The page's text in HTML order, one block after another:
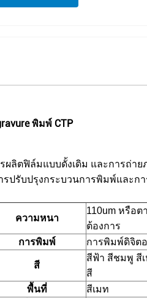
พิมพ์ CTP
ลิตฟิล์มแบบดั้งเดิม และการถ่า
ปรับปรุงกระบวนการพิมพ์และ
ความหนา
110um หรือต
ต้องการ
การพิมพ์ การพิมพ์ดิจิต
สี
สีฟ้า สีชมพู สี
สี
พื้นที่
สีเมท